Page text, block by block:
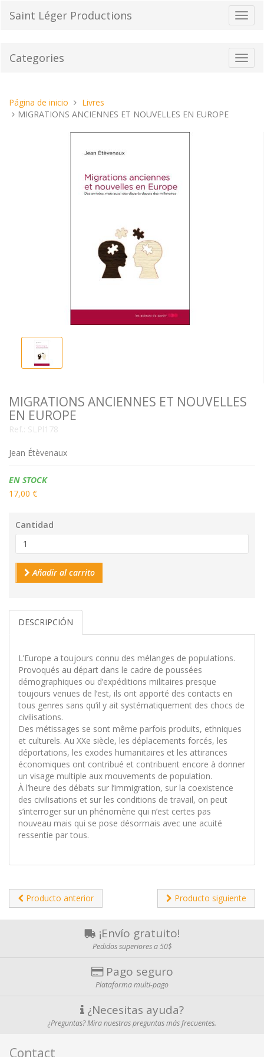
el
de
Saint Léger Productions
Categories
Estas
aquí:
Página de inicio
Livres
MIGRATIONS ANCIENNES ET NOUVELLES EN EUROPE
MIGRATIONS ANCIENNES ET NOUVELLES
EN EUROPE
Ref.: SLPl178
Jean Étèvenaux
Disponibilidad:
EN STOCK
17,00 €
Cantidad
Añadir al carrito
DESCRIPCIÓN
L’Europe a toujours connu des mélanges de populations.
Provoqués au départ dans le cadre de poussées
démographiques ou d’expéditions militaires presque
toujours venues de l’est, ils ont apporté des contacts en
tous genres sans qu’il y ait systématiquement des chocs de
civilisations.
Des métissages se sont même parfois produits, ethniques
et culturels. Au XXe siècle, les déplacements forcés, les
déportations, les exodes humanitaires et les attirances
économiques ont contribué et contribuent encore à donner
un visage multiple aux mouvements de population.
À l’heure des débats sur l’immigration, sur la coexistence
des civilisations et sur les conditions de travail, on peut
s’interroger sur un phénomène qui n’est certes pas
nouveau mais qui se pose désormais avec une acuité
ressentie par tous.
Producto anterior Producto siguiente
¡Envío gratuito!
Pedidos superiores a 50$
Pago seguro
Plataforma multi-pago
¿Necesitas ayuda?
¿Preguntas? Mira nuestras preguntas más frecuentes.
Contact